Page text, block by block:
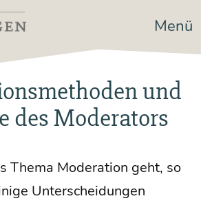
Menü
und
des Moderators
The­ma Mode­ra­ti­on geht, so
Unter­schei­dun­gen